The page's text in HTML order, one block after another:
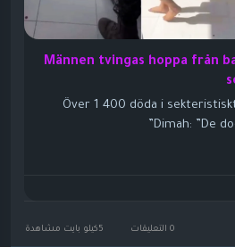
Männen tvingas hoppa från
Över 1 400 döda i
Dimah: ”De
0 التعليقات